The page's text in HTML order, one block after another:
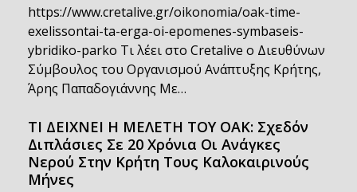
https://www.cretalive.gr/oikonomia/oak-time-
exelissontai-ta-erga-oi-epomenes-symbaseis-
ybridiko-parko Τι λέει στο Cretalive ο Διευθύνων
Σύμβουλος του Οργανισμού Ανάπτυξης Κρήτης,
Άρης Παπαδογιάννης Με…
ΤΙ ΔΕΙΧΝΕΙ Η ΜΕΛΕΤΗ ΤΟΥ ΟΑΚ: Σχεδόν
Διπλάσιες Σε 20 Χρόνια Οι Ανάγκες
Νερού Στην Κρήτη Τους Καλοκαιρινούς
Μήνες